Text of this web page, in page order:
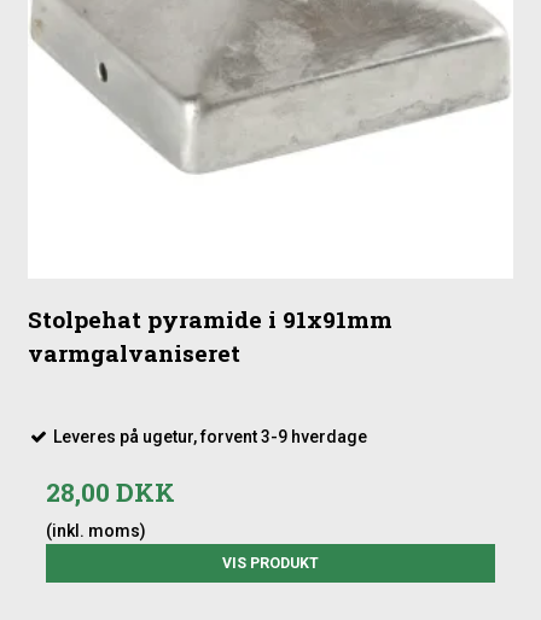
Stolpehat pyramide i 91x91mm
varmgalvaniseret
Leveres på ugetur, forvent 3-9 hverdage
28,00 DKK
(inkl. moms)
VIS PRODUKT